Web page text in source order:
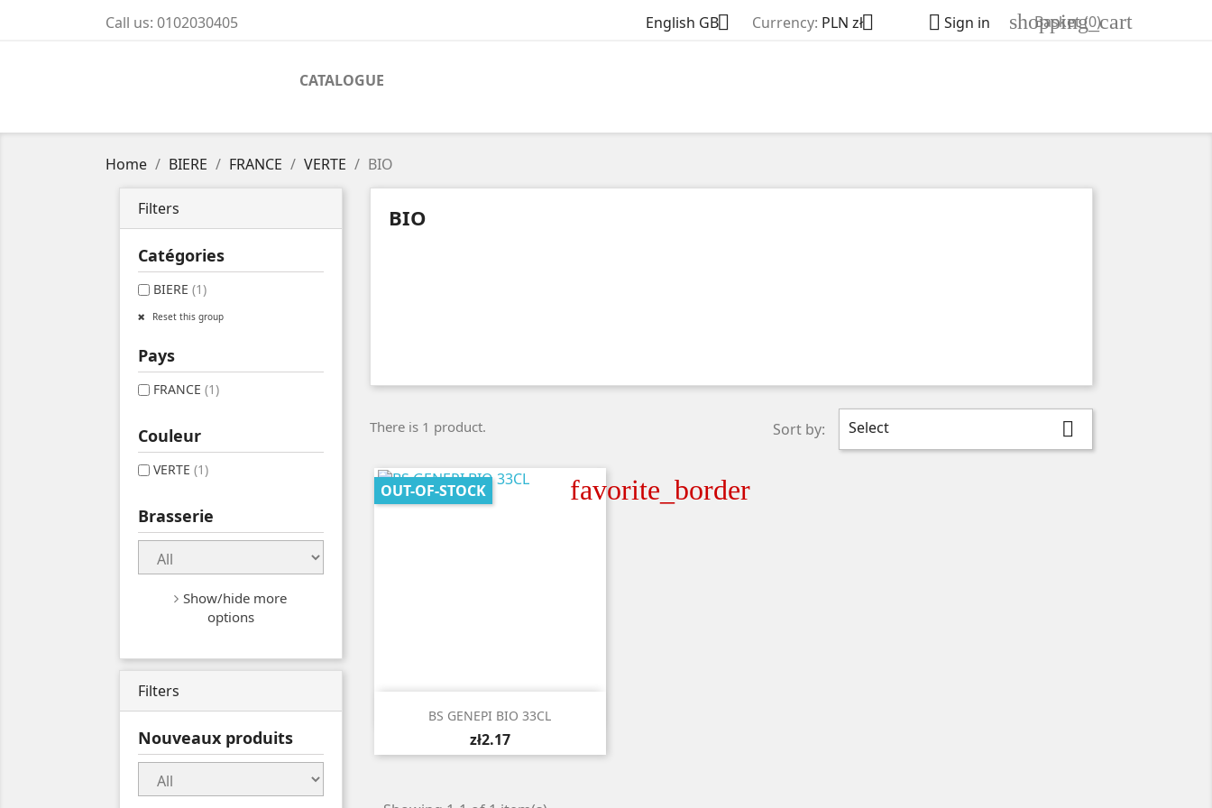
Call us: 0102030405 English GB Currency: PLN zł  Sign in shopping_cart
Basket(0)
CATALOGUE
Home BIERE FRANCE VERTE BIO
Filters
Catégories
BIERE (1)
Reset this group
Pays
FRANCE (1)
Couleur
VERTE (1)
Brasserie
Show/hide more
options
Filters
Nouveaux produits
BIO
There is 1 product. Sort by: Select 
favorite_border
 Quick view
BS GENEPI BIO 33CL
zł2.17
OUT-OF-STOCK